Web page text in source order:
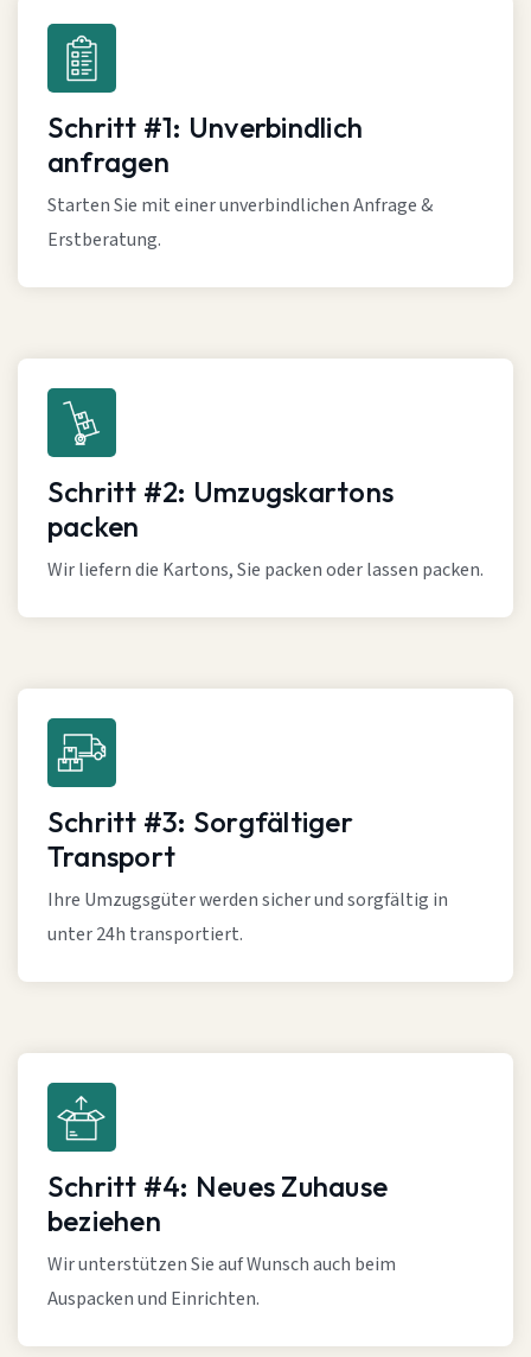
Schritt #1: Unverbindlich
anfragen
Starten Sie mit einer unverbindlichen Anfrage &
Erstberatung.
Schritt #2: Umzugskartons
packen
Wir liefern die Kartons, Sie packen oder lassen packen.
Schritt #3: Sorgfältiger
Transport
Ihre Umzugsgüter werden sicher und sorgfältig in
unter 24h transportiert.
Schritt #4: Neues Zuhause
beziehen
Wir unterstützen Sie auf Wunsch auch beim
Auspacken und Einrichten.